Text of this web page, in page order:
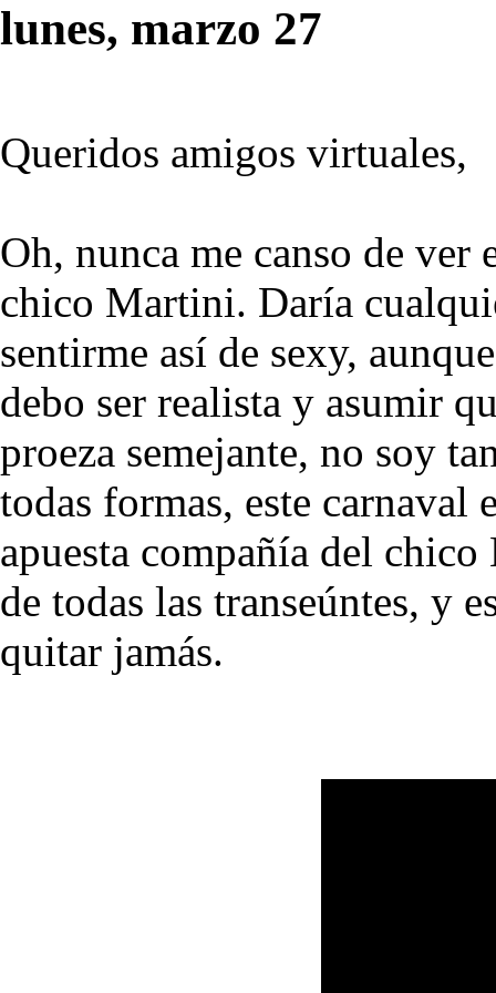
lunes, marzo 27
Queridos amigos virtuales,
Oh, nunca me canso de
chico Martini. Daría
sentirme así de sexy,
debo ser realista y asumir
proeza semejante, no soy
todas formas, este carnaval
apuesta compañía del
de todas las transeúntes, y
quitar jamás.